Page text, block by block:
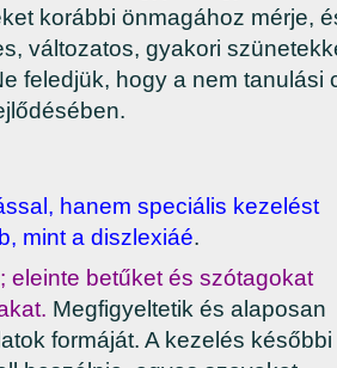
korábbi önmagához mérje,
változatos, gyakori
feledjük, hogy a nem tanulási
hanem speciális kezelést
mint a diszlexiáé.
eleinte betűket és szótagokat
Megfigyeltetik és alaposan
formáját. A kezelés későbbi